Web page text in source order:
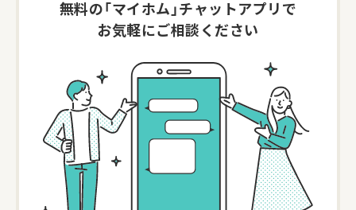
無料の「マイホム」チャットアプリで
お気軽にご相談ください